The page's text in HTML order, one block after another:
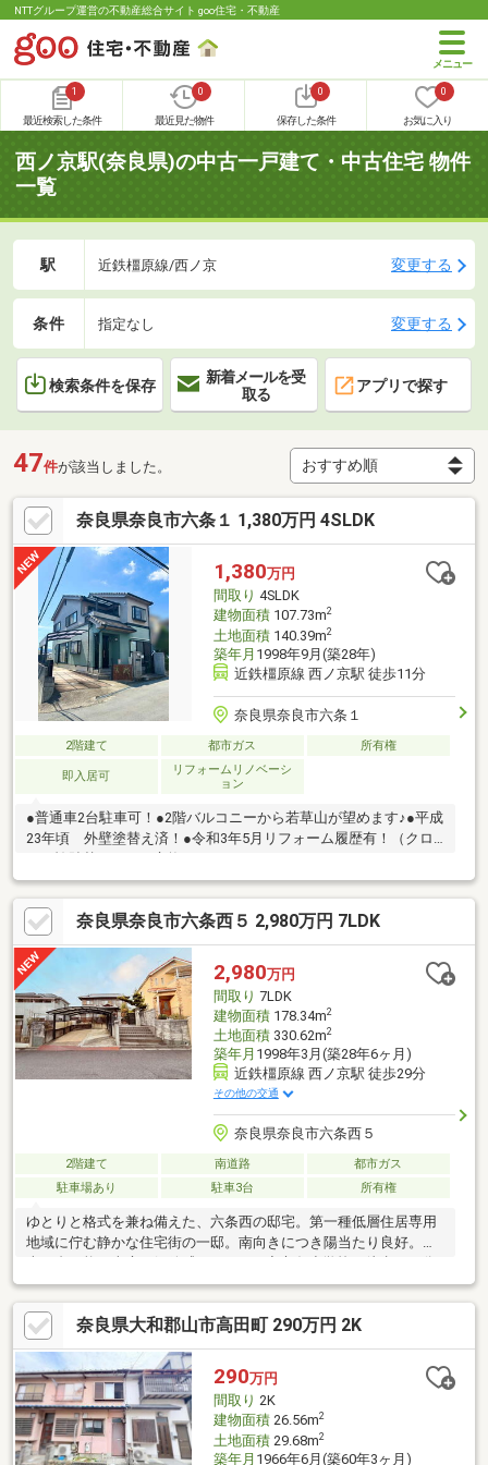
NTTグループ運営の不動産総合サイト goo住宅・不動産
1
最近検索した条件
0
最近見た物件
0
保存した条件
0
お気に入り
西ノ京駅(奈良県)の中古一戸建て・中古住宅 物件
一覧
駅 近鉄橿原線/西ノ京 変更する
条件 指定なし 変更する
検索条件を保存
新着メールを受
取る
アプリで探す
47件が該当しました。
奈良県奈良市六条１ 1,380万円 4SLDK
1,380万円
間取り 4SLDK
建物面積107.73m2
土地面積140.39m2
築年月 1998年9月(築28年)
近鉄橿原線 西ノ京駅 徒歩11分
奈良県奈良市六条１
2階建て 都市ガス 所有権
即入居可
リフォームリノベーシ
ョン
●普通車2台駐車可！●2階バルコニーから若草山が望めます♪●平成
23年頃 外壁塗替え済！●令和3年5月リフォーム履歴有！（クロ
奈良県奈良市六条西５ 2,980万円 7LDK
2,980万円
間取り 7LDK
建物面積178.34m2
土地面積330.62m2
築年月 1998年3月(築28年6ヶ月)
近鉄橿原線 西ノ京駅 徒歩29分
その他の交通
奈良県奈良市六条西５
2階建て 南道路
都市ガス
駐車場あり
駐車3台 所有権
ゆとりと格式を兼ね備えた、六条西の邸宅。第一種低層住居専用
地域に佇む静かな住宅街の一邸。南向きにつき陽当たり良好。駐
◆京西中学校：徒歩２６分◆京西保育園：徒歩１７分◆六条幼稚
園：徒歩１８分◆イオンタウン富雄南：徒歩１１分◆業務スーパ
ー：徒歩１３分◆ならコープ：徒歩１１分◆奈良県総合医療セン
ター：徒歩１６分■自己資金０円からでも購入OK！■リフォーム費
用もローン可能！ぜひ当社へご相談ください！
奈良県大和郡山市高田町 290万円 2K
290万円
間取り 2K
建物面積26.56m2
土地面積29.68m2
築年月 1966年6月(築60年3ヶ月)